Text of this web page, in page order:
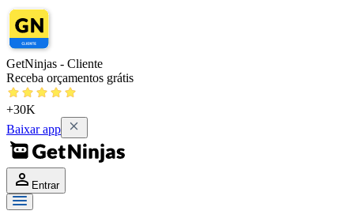
GetNinjas - Cliente
Receba orçamentos grátis
+30K
Baixar app
Entrar